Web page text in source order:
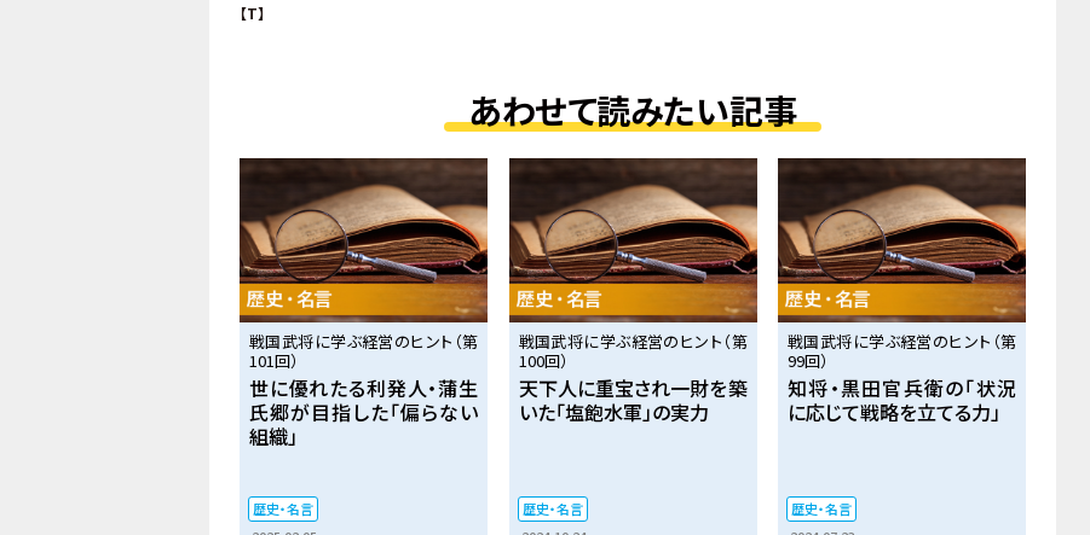
【T】
あわせて読みたい記事
戦国武将に学ぶ経営のヒント（第
101回）
世に優れたる利発人・蒲生
氏郷が目指した「偏らない
組織」
歴史・名言
戦国武将に学ぶ経営のヒント（第
100回）
天下人に重宝され一財を築
いた「塩飽水軍」の実力
歴史・名言
戦国武将に学ぶ経営のヒント（第
99回）
知将・黒田官兵衛の「状況
に応じて戦略を立てる力」
歴史・名言